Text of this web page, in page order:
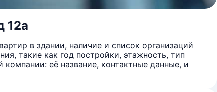
12а
в здании, наличие и список организаций
такие как год постройки, этажность, тип
её название, контактные данные, и